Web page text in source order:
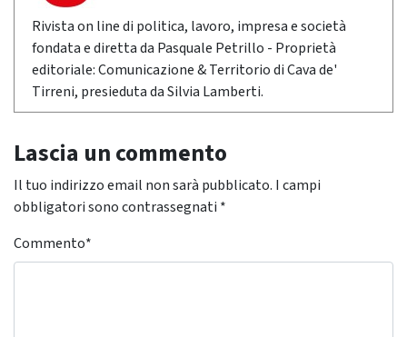
Rivista on line di politica, lavoro, impresa e società
fondata e diretta da Pasquale Petrillo - Proprietà
editoriale: Comunicazione & Territorio di Cava de'
Tirreni, presieduta da Silvia Lamberti.
Lascia un commento
Il tuo indirizzo email non sarà pubblicato. I campi
obbligatori sono contrassegnati *
Commento*